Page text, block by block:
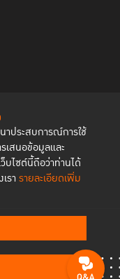
ประสบการณ์การใช้
เสนอข้อมูลและ
ว็บไซต์นี้ถือว่าท่านได้
รา รายละเอียดเพิ่ม
All Rights Reserved